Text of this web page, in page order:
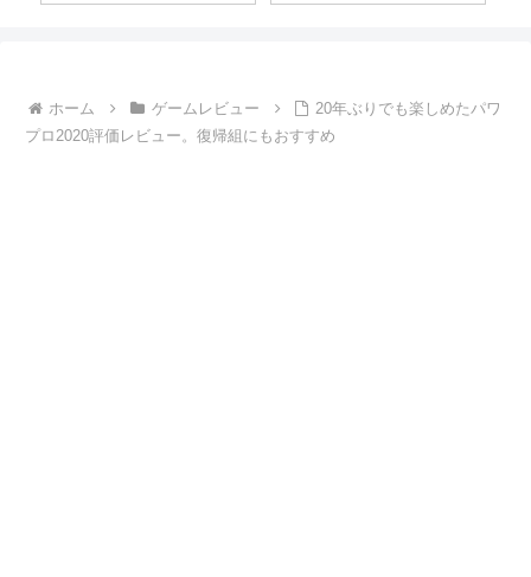
ホーム ゲームレビュー
20年ぶりでも楽しめたパワ
プロ2020評価レビュー。復帰組にもおすすめ